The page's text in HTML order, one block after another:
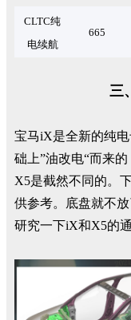
CLTC纯
电续航
665
三
宝马iX是全新的纯
础上”油改电“而来
X5是截然不同的。
供参考。底盘就不
研究一下iX和X5的